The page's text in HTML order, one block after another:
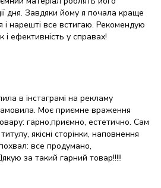
дня. Завдяки йому я почала краще
і нарешті все встигаю. Рекомендую
і ефективність у справах!
в інстаграмі на рекламу
Моє приємне враження
гарно,приємно, естетично. Сам
якісні сторінки, наповнення
все продумано,
за такий гарний товар!!!!!